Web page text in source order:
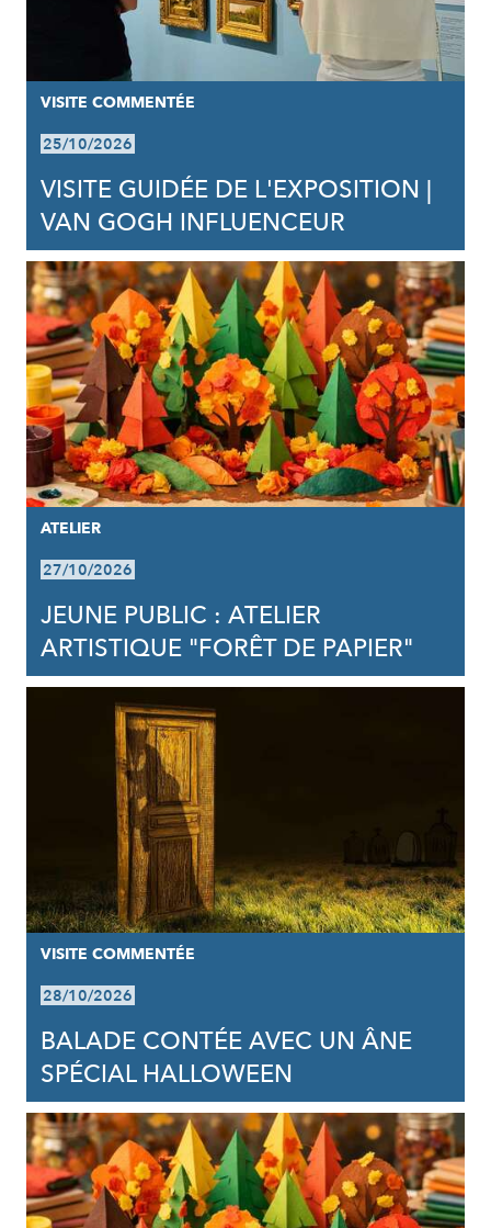
VISITE COMMENTÉE
25/10/2026
VISITE GUIDÉE DE L'EXPOSITION |
VAN GOGH INFLUENCEUR
ATELIER
27/10/2026
JEUNE PUBLIC : ATELIER
ARTISTIQUE "FORÊT DE PAPIER"
VISITE COMMENTÉE
28/10/2026
BALADE CONTÉE AVEC UN ÂNE
SPÉCIAL HALLOWEEN